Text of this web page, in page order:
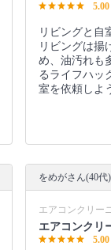
5.00
リビングと自
リビングは揚
め、油汚れも
るライフハッ
室を依頼しよ
をめがさん(40代)
エアコンクリー
エアコンクリ
5.00